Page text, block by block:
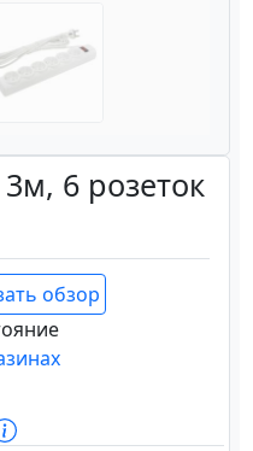
6 розеток
обзор